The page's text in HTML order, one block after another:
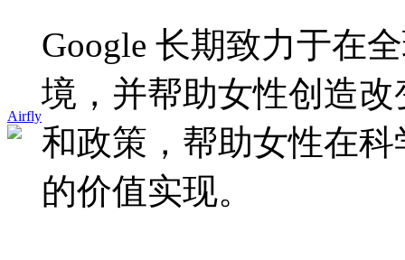
Airfly
Google 长期致力于在
境，并帮助女性创造
和政策，帮助女性在
的价值实现。